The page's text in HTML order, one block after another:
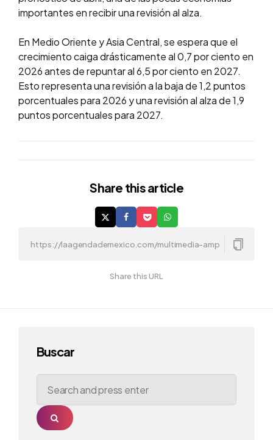
importantes en recibir una revisión al alza.
En Medio Oriente y Asia Central, se espera que el
crecimiento caiga drásticamente al 0,7 por ciento en
2026 antes de repuntar al 6,5 por ciento en 2027.
Esto representa una revisión a la baja de 1,2 puntos
porcentuales para 2026 y una revisión al alza de 1,9
puntos porcentuales para 2027.
Share this article
Share this URL
Buscar
Search
for:
Search